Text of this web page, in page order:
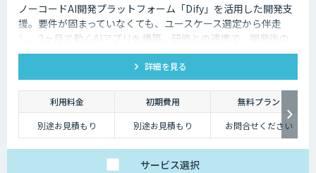
ノーコードAI開発プラットフォーム「Dify」を活用した開発支
援。要件が固まっていなくても、ユースケース選定から伴走
し、2ヶ月で動くAIアプリを構築。研修との連携で、開発後の
内製化・自走までサポートします。
詳細を見る
利用料金 初期費用
無料プラン
別途お見積もり
別途お見積もり お問合せください
サービス選択